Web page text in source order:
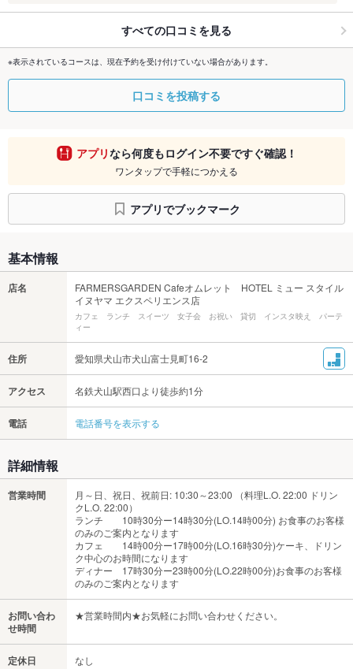
すべての口コミを見る
※表示されているコースは、現在予約を受け付けていない場合があります。
口コミを投稿する
アプリなら何度もログイン不要ですぐ確認！
ワンタップで手軽につかえる
アプリでブックマーク
基本情報
店名
FARMERSGARDEN Cafeオムレット HOTEL ミュー スタイル
イヌヤマ エクスペリエンス店
カフェ ランチ スイーツ 女子会 お祝い 貸切 インスタ映え パーテ
ィー
住所 愛知県犬山市犬山富士見町16-2
アクセス 名鉄犬山駅西口より徒歩約1分
電話 電話番号を表示する
詳細情報
営業時間
月～日、祝日、祝前日: 10:30～23:00 （料理L.O. 22:00 ドリン
クL.O. 22:00）
ランチ 10時30分ー14時30分(LO.14時00分) お食事のお客様
のみのご案内となります
カフェ 14時00分ー17時00分(LO.16時30分)ケーキ、ドリン
ク中心のお時間になります
ディナー 17時30分ー23時00分(LO.22時00分)お食事のお客様
のみのご案内となります
お問い合わ
せ時間
★営業時間内★お気軽にお問い合わせください。
定休日 なし